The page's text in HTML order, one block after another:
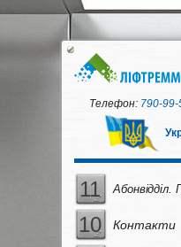
Телефон:790-99-
Абонвідділ.
11
Контакти
10